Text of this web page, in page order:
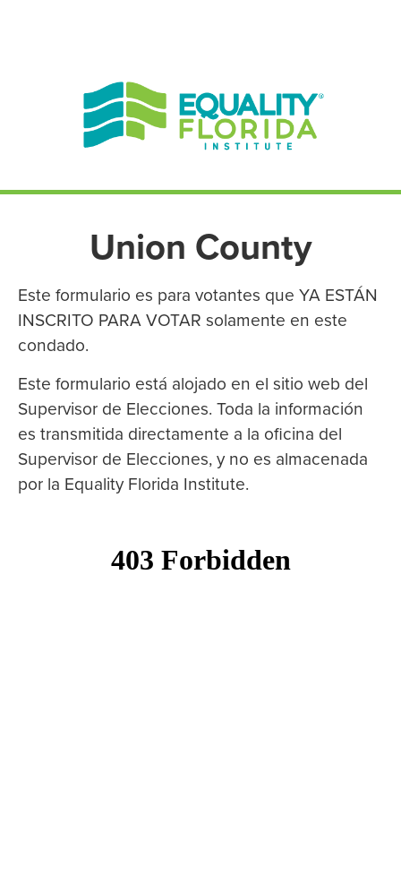
Union County
Este formulario es para votantes que YA ESTÁN
INSCRITO PARA VOTAR solamente en este
condado.
Este formulario está alojado en el sitio web del
Supervisor de Elecciones. Toda la información
es transmitida directamente a la oficina del
Supervisor de Elecciones, y no es almacenada
por la Equality Florida Institute.